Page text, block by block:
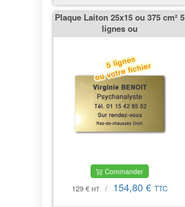
Plaque Laiton 25x15 ou 375 cm² 5
lignes ou
Commander
129 € HT / 154,80 € TTC